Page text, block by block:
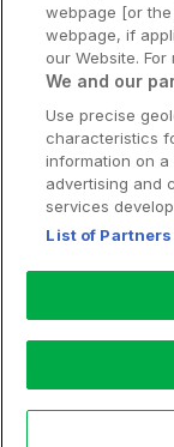
Booking
Telefon:
Läs mer
webpage [or
webpage, if
our Website.
We and our
Use precise
characteristics
information on
advertising and
services
List of